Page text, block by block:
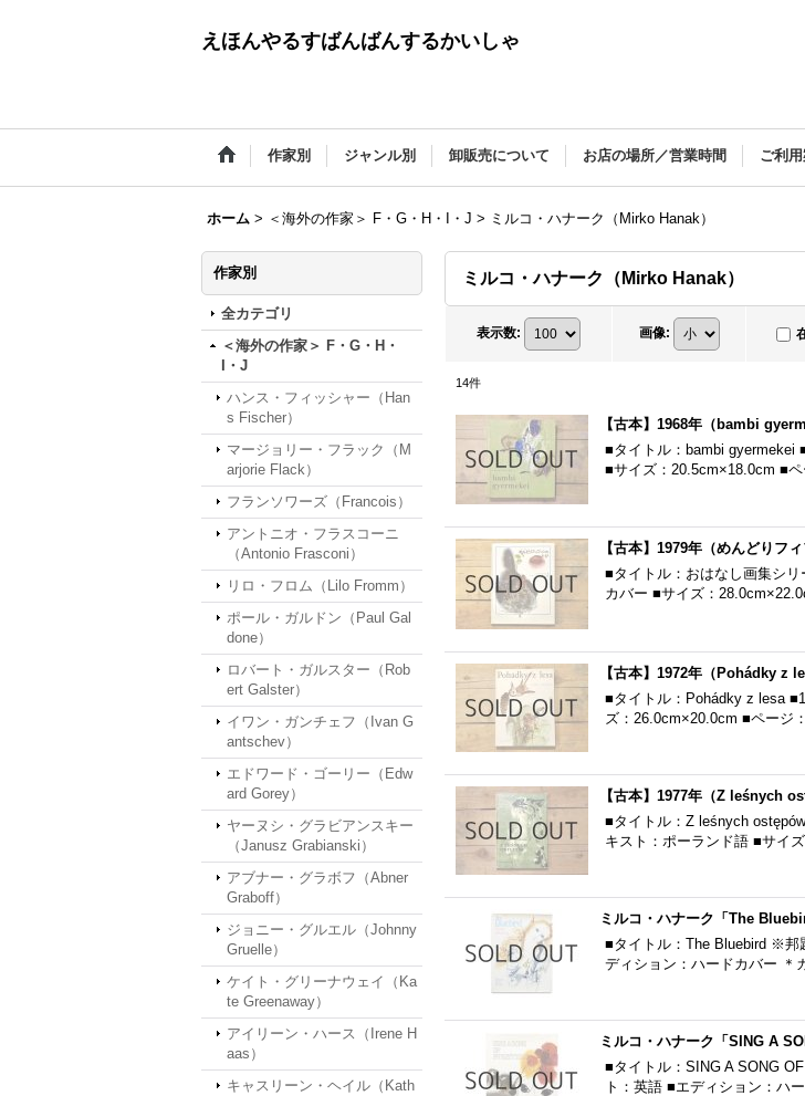
えほんやるすばんばんするかいしゃ
作家別 ジャンル別 卸販売について お店の場所／営業時間 ご利
ホーム > ＜海外の作家＞ F・G・H・I・J > ミルコ・ハナーク（Mirko Hanak）
作家別
全カテゴリ
＜海外の作家＞ F・G・H・
I・J
ハンス・フィッシャー（Han
s Fischer）
マージョリー・フラック（M
arjorie Flack）
フランソワーズ（Francois）
アントニオ・フラスコーニ
（Antonio Frasconi）
リロ・フロム（Lilo Fromm）
ポール・ガルドン（Paul Gal
done）
ロバート・ガルスター（Rob
ert Galster）
イワン・ガンチェフ（Ivan G
antschev）
エドワード・ゴーリー（Edw
ard Gorey）
ヤーヌシ・グラビアンスキー
（Janusz Grabianski）
アブナー・グラボフ（Abner
Graboff）
ジョニー・グルエル（Johnny
Gruelle）
ケイト・グリーナウェイ（Ka
te Greenaway）
アイリーン・ハース（Irene H
aas）
キャスリーン・ヘイル（Kath
ミルコ・ハナーク（Mirko Hanak）
表示数: 画像:
14件
【古本】1968年（bambi
■タイトル：bambi gyermekei
■サイズ：20.5cm×18.0cm ■
【古本】1979年（めんどりフィ
■タイトル：おはなし画集シ
カバー ■サイズ：
【古本】1972年（Pohádky z
■タイトル：Pohádky z lesa
ズ：26.0cm×20.0cm ■ページ
【古本】1977年（Z leśnych
■タイトル：Z leśnych
キスト：ポーランド語 ■サイ
ミルコ・ハナーク「The
■タイトル：The Bluebird ※邦
ディション：ハードカバー
ミルコ・ハナーク「SING A
■タイトル：SING A SONG
ト：英語 ■エディション：ハ